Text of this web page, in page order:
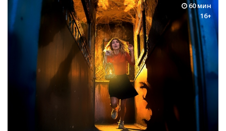
60 мин
16+